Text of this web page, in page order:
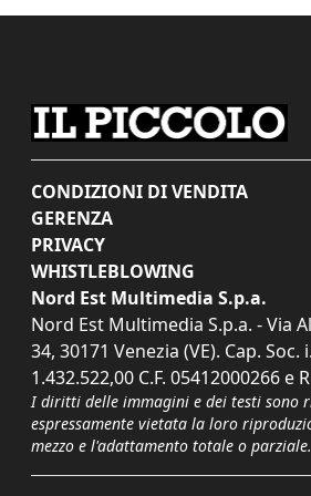
CONDIZIONI DI VENDITA
GERENZA
PRIVACY
WHISTLEBLOWING
Nord Est Multimedia S.p.a.
Nord Est Multimedia S.p.a. - Via
34, 30171 Venezia (VE). Cap. Soc.
1.432.522,00 C.F. 05412000266 e
I diritti delle immagini e dei testi sono
espressamente vietata la loro
mezzo e l'adattamento totale o parziale.